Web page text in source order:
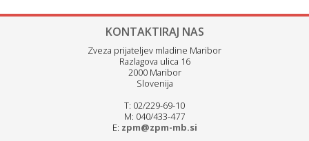
KONTAKTIRAJ NAS
Zveza prijateljev mladine Maribor
Razlagova ulica 16
2000 Maribor
Slovenija
T: 02/229-69-10
M: 040/433-477
E: zpm@zpm-mb.si